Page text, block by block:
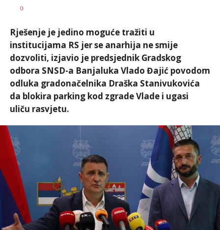
AUTOR
0
Rješenje je jedino moguće tražiti u
institucijama RS jer se anarhija ne smije
dozvoliti, izjavio je predsjednik Gradskog
odbora SNSD-a Banjaluka Vlado Đajić povodom
odluka gradonačelnika Draška Stanivukovića
da blokira parking kod zgrade Vlade i ugasi
uliču rasvjetu.